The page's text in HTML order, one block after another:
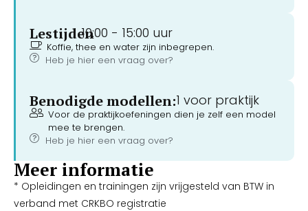
Lestijden10:00 - 15:00 uur
Koffie, thee en water zijn inbegrepen.
Heb je hier een vraag over?
Benodigde modellen:1 voor praktijk
Voor de praktijkoefeningen dien je zelf een model
mee te brengen.
Heb je hier een vraag over?
Meer informatie
* Opleidingen en trainingen zijn vrijgesteld van BTW in
verband met CRKBO registratie